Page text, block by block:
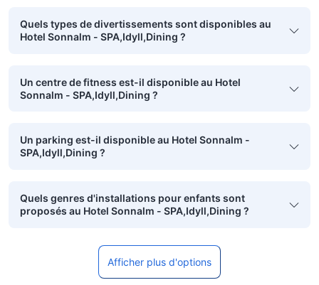
Quels types de divertissements sont disponibles au
Hotel Sonnalm - SPA,Idyll,Dining ?
Un centre de fitness est-il disponible au Hotel
Sonnalm - SPA,Idyll,Dining ?
Un parking est-il disponible au Hotel Sonnalm -
SPA,Idyll,Dining ?
Quels genres d'installations pour enfants sont
proposés au Hotel Sonnalm - SPA,Idyll,Dining ?
Afficher plus d'options